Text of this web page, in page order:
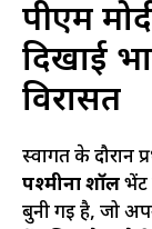
पीएम
दिखाई
विरासत
स्वागत के दौरान
पश्मीना शॉलभेंट
बुनी गई है, जो